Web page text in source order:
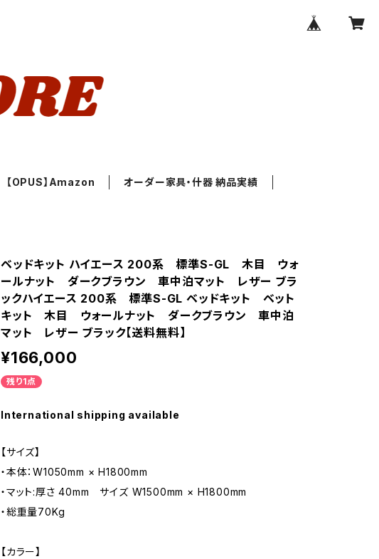
【OPUS】Amazon オーダー家具・什器 納品実績
ベッドキット ハイエース 200系 標準S-GL 木目 ウォ
ールナット ダークブラウン 車中泊マット レザー ブラ
ックハイエース 200系 標準S-GL ベッドキット ベット
キット 木目 ウォールナット ダークブラウン 車中泊
マット レザー ブラック【送料無料】
¥166,000
残り1点
International shipping available
【サイズ】
・本体：W1050mm × H1800mm
・マット:厚さ 40mm サイズ W1500mm × H1800mm
・総重量70Kg
【カラー】